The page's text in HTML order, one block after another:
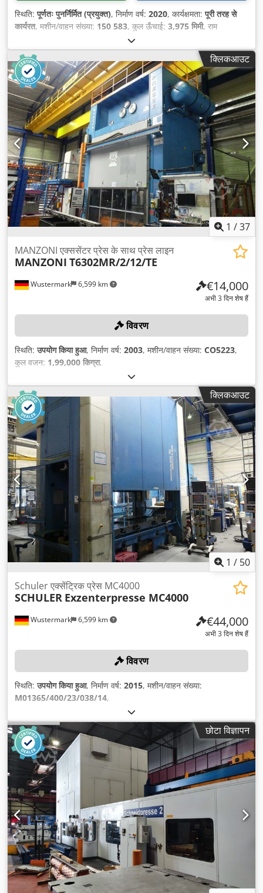
स्थिति:पूर्णतः पुनर्निर्मित (प्रयुक्त), निर्माण वर्ष: 2020, कार्यक्षमता:पूरी तरह से
कार्यरत, मशीन/वाहन संख्या: 150 583, कुल ऊँचाई: 3,975 मिमी, राम
410 मिमी
कुल चौड़ाई:2,725 मिमी, कुल लंबाई:3,510 मिमी, मेज़ की लंबाई:1,500 मिमी,
टेबल चौड़ाई:1,200 मिमी, दबाव शक्ति:200 t, नियंत्रण कैबिनेट की ऊँचाई:
2,200 मिमी, नियंत्रण कैबिनेट की लंबाई:340 मिमी , कंट्रोल कैबिनेट की चौड़ाई:
600 मिमी, इनपुट करेंट का प्रकार:तीन-चरणीय , स्तंभों के बीच की दूरी:900
मिमी, साइड स्टैंड के बीच की दूरी:900 मिमी, स्टैंड के बीच की दूरी:1,520 मिमी,
कुल वजन:3,700 किग्रा, अंतिम ओवरहाल का वर्ष:2025,
क्लिकआउट
1 /37
Wustermark 6,599 km
MANZONI एक्ससेंटर प्रेस के साथ प्रेस लाइन
MANZONI T6302MR/2/12/TE
€14,000
अभी 3 दिन शेष हैं
विवरण
स्थिति:उपयोग किया हुआ, निर्माण वर्ष: 2003, मशीन/वाहन संख्या: CO5223,
कुल वजन: 1,99,000 किग्रा,
क्लिकआउट
1 / 50
Wustermark 6,599 km
Schuler एक्सेंट्रिक प्रेस MC4000
SCHULER Exzenterpresse MC4000
€44,000
अभी 3 दिन शेष हैं
विवरण
स्थिति:उपयोग किया हुआ, निर्माण वर्ष: 2015, मशीन/वाहन संख्या:
M01365/400/23/038/14,
छोटा विज्ञापन